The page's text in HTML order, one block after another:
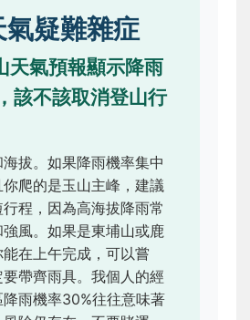
疑難雜症
天氣預報顯示降雨
該不該取消登山行
拔。如果降雨機率集中
爬的是玉山主峰，建議
程，因為高海拔降雨常
風。如果是東埔山或鹿
在上午完成，可以嘗
帶齊雨具。我個人的經
雨機率30%往往意味著